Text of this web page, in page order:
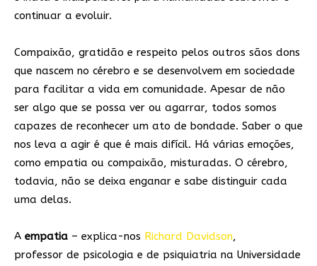
continuar a evoluir.
Compaixão, gratidão e respeito pelos outros sãos dons
que nascem no cérebro e se desenvolvem em sociedade
para facilitar a vida em comunidade. Apesar de não
ser algo que se possa ver ou agarrar, todos somos
capazes de reconhecer um ato de bondade. Saber o que
nos leva a agir é que é mais difícil. Há várias emoções,
como empatia ou compaixão, misturadas. O cérebro,
todavia, não se deixa enganar e sabe distinguir cada
uma delas.
A empatia – explica-nos Richard Davidson,
professor de psicologia e de psiquiatria na Universidade